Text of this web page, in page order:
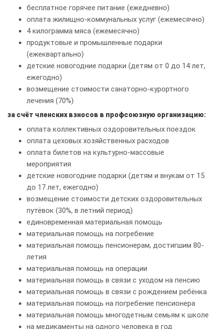
бесплатное горячее питание (ежедневно)
оплата жилищно-коммунальных услуг (ежемесячно)
4 килограмма мяса (ежемесячно)
продуктовые и промышленные подарки
(ежеквартально)
детские новогодние подарки (детям от 0 до 14 лет,
ежегодно)
возмещение стоимости санаторно-курортного
лечения (70%)
за счёт членских взносов в профсоюзную организацию:
оплата коллективных оздоровительных поездок
оплата цеховых хозяйственных расходов
оплата билетов на культурно-массовые
мероприятия
детские новогодние подарки (детям и внукам от 15
до 17 лет, ежегодно)
возмещение стоимости детских оздоровительных
путёвок (30%, в летний период)
единовременная материальная помощь
материальная помощь на погребение
материальная помощь пенсионерам, достигшим 80-
летия
материальная помощь на операции
материальная помощь в связи с уходом на пенсию
материальная помощь в связи с рождением ребёнка
материальная помощь на погребение пенсионера
материальная помощь многодетным семьям к школе
на медикаменты на одного человека в год